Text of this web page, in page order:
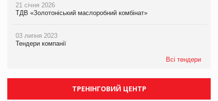
21 січня 2026
ТДВ «Золотоніський маслоробний комбінат»
03 липня 2023
Тендери компанії
Всі тендери
ТРЕНІНГОВИЙ ЦЕНТР